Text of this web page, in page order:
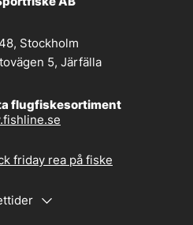
Stockholm
5, Järfälla
flugfiskesortiment
friday rea på fiske